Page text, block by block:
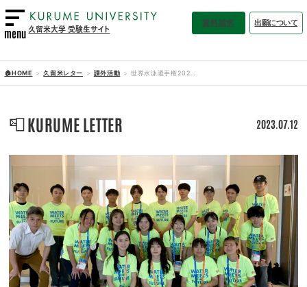
menu 久留米大学 受験生サイト
資料請求 出願について
🏠HOME 久留米レター 課外活動 世界水泳選手権202...
📮KURUME LETTER 2023.07.12